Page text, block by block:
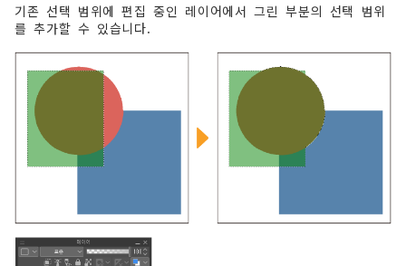
기존 선택 범위에 편집 중인 레이어에서 그린 부분의 선택 범위
를 추가할 수 있습니다.